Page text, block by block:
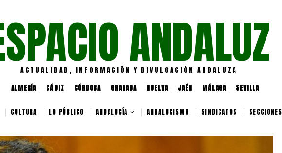
ANDALUZ
ACTUALIDAD, INFORMACIÓN Y DIVULGACIÓN ANDALUZA
ALMERÍA CÁDIZ CÓRDOBA GRANADA HUELVA JAÉN MÁLAGA SEVILLA
CULTURA LO PÚBLICO ANDALUCÍA ANDALUCISMO SINDICATOS SECCIONES